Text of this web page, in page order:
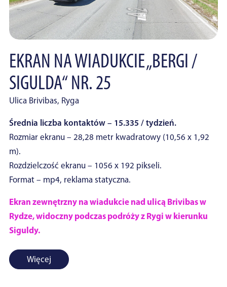
EKRAN NA WIADUKCIE „BERGI /
SIGULDA“ NR. 25
Ulica Brivibas, Ryga
Średnia liczba kontaktów – 15.335 / tydzień.
Rozmiar ekranu – 28,28 metr kwadratowy (10,56 x 1,92
m).
Rozdzielczość ekranu – 1056 x 192 pikseli.
Format – mp4, reklama statyczna.
Ekran zewnętrzny na wiadukcie nad ulicą Brivibas w
Rydze, widoczny podczas podróży z Rygi w kierunku
Siguldy.
Więcej